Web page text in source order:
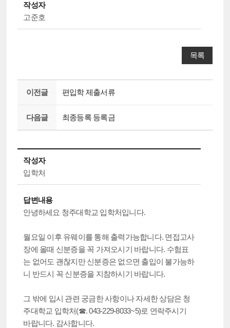
작성자
고준호
목록
이전글 편입학 제출서류
다음글 최종등록 등록금
작성자
입학처
답변내용
안녕하세요 청주대학교 입학처입니다.
월요일 이후 유웨이를 통해 출력가능합니다. 면접고사
장에 올때 신분증을 꼭 가져오시기 바랍니다. 수험표
는 없어도 괜찮지만 신분증은 없으면 출입이 불가능하
니 반드시 꼭 신분증을 지참하시기 바랍니다.
그 밖에 입시 관련 궁금한 사항이나 자세한 상담은 청
주대학교 입학처(☎. 043-229-8033~5)로 연락주시기
바랍니다. 감사합니다.